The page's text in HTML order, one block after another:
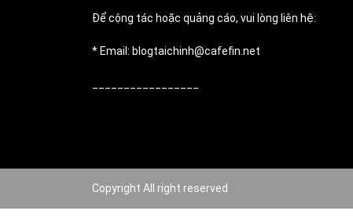
Để cộng tác hoặc quảng cáo, vui lòng liên hệ:
* Email: blogtaichinh@cafefin.net
Copyright All right reserved